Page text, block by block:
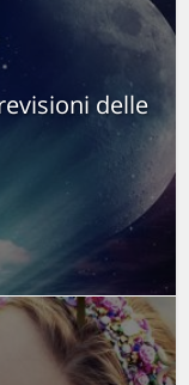
delle